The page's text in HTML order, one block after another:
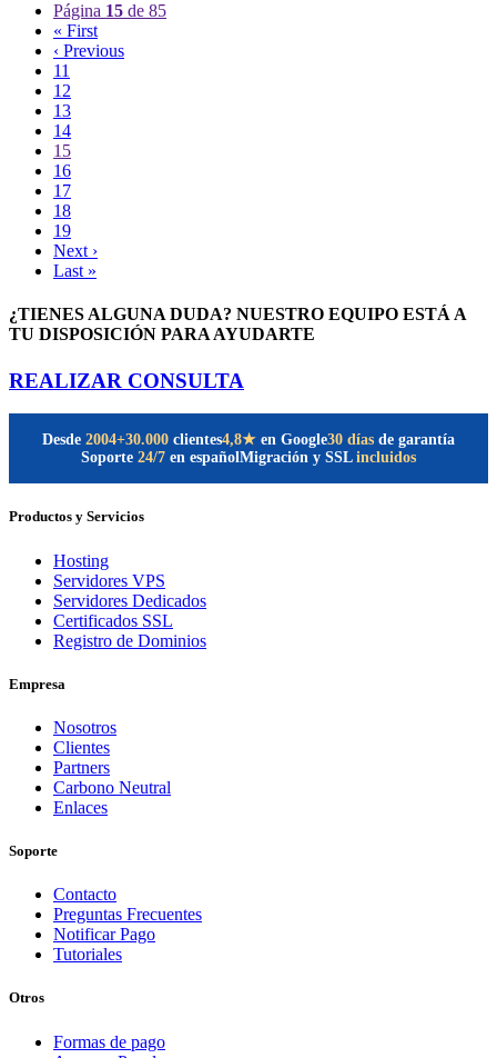
Página 15 de 85
« First
‹ Previous
11
12
13
14
15
16
17
18
19
Next ›
Last »
¿TIENES ALGUNA DUDA? NUESTRO EQUIPO ESTÁ A
TU DISPOSICIÓN PARA AYUDARTE
REALIZAR CONSULTA
Desde 2004+30.000 clientes4,8★ en Google30 días de garantía
Soporte 24/7 en españolMigración y SSL incluidos
Productos y Servicios
Hosting
Servidores VPS
Servidores Dedicados
Certificados SSL
Registro de Dominios
Empresa
Nosotros
Clientes
Partners
Carbono Neutral
Enlaces
Soporte
Contacto
Preguntas Frecuentes
Notificar Pago
Tutoriales
Otros
Formas de pago